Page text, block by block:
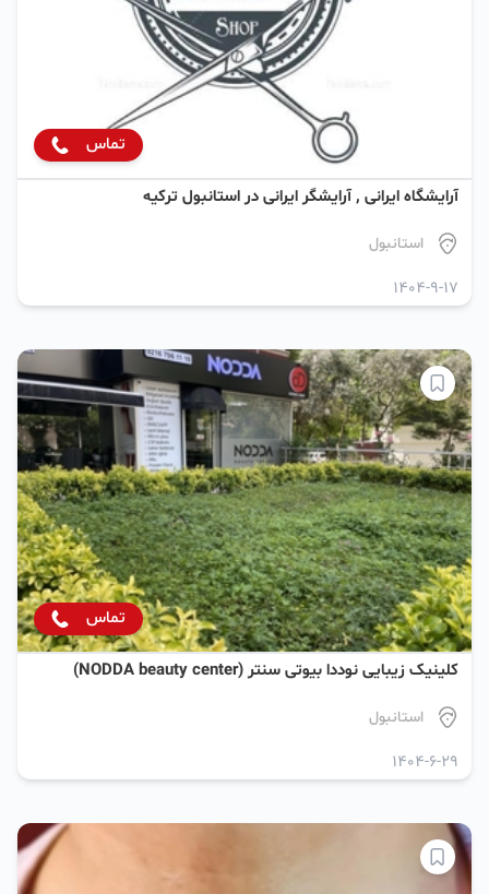
تماس
آرایشگاه ایرانی , آرایشگر ایرانی در استانبول ترکیه
استانبول
1404-9-17
تماس
کلینیک زیبایی نوددا بیوتی سنتر (NODDA beauty center)
استانبول
1404-6-29